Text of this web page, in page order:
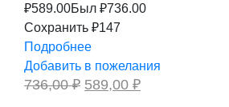
₽589.00Был ₽736.00
Сохранить ₽147
Подробнее
Добавить в пожелания
736,00₽ Первоначальная
цена
589,00 ₽Текущая
цена: